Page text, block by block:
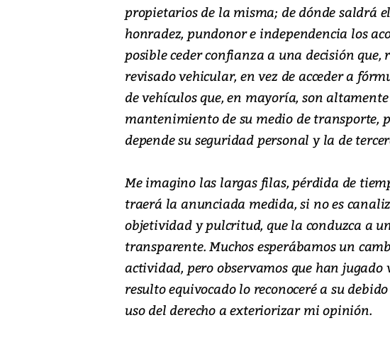
propietarios de la misma; de dónde saldrá
honradez, pundonor e independencia los
posible ceder confianza a una decisión que,
revisado vehicular, en vez de acceder a
de vehículos que, en mayoría, son
mantenimiento de su medio de transporte,
depende su seguridad personal y la de
Me imagino las largas filas, pérdida de
traerá la anunciada medida, si no es
objetividad y pulcritud, que la conduzca a
transparente. Muchos esperábamos un
actividad, pero observamos que han jugado
resulto equivocado lo reconoceré a su
uso del derecho a exteriorizar mi opinión.